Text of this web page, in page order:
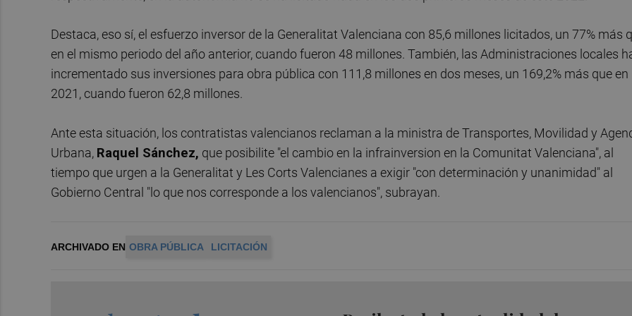
Destaca, eso sí, el esfuerzo inversor de la Generalitat Valenciana con 85,6 millones licitados, un 77% más
en el mismo periodo del año anterior, cuando fueron 48 millones. También, las Administraciones locales
incrementado sus inversiones para obra pública con 111,8 millones en dos meses, un 169,2% más que en
2021, cuando fueron 62,8 millones.
Ante esta situación, los contratistas valencianos reclaman a la ministra de Transportes, Movilidad y
Urbana, Raquel Sánchez, que posibilite "el cambio en la infrainversion en la Comunitat Valenciana", al
tiempo que urgen a la Generalitat y Les Corts Valencianes a exigir "con determinación y unanimidad" al
Gobierno Central "lo que nos corresponde a los valencianos", subrayan.
ARCHIVADO EN OBRA PÚBLICA LICITACIÓN